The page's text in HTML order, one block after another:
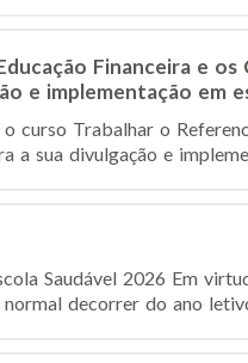
Financeira e os
e implementação em
curso Trabalhar o
sua divulgação e
Saudável 2026 Em
decorrer do ano